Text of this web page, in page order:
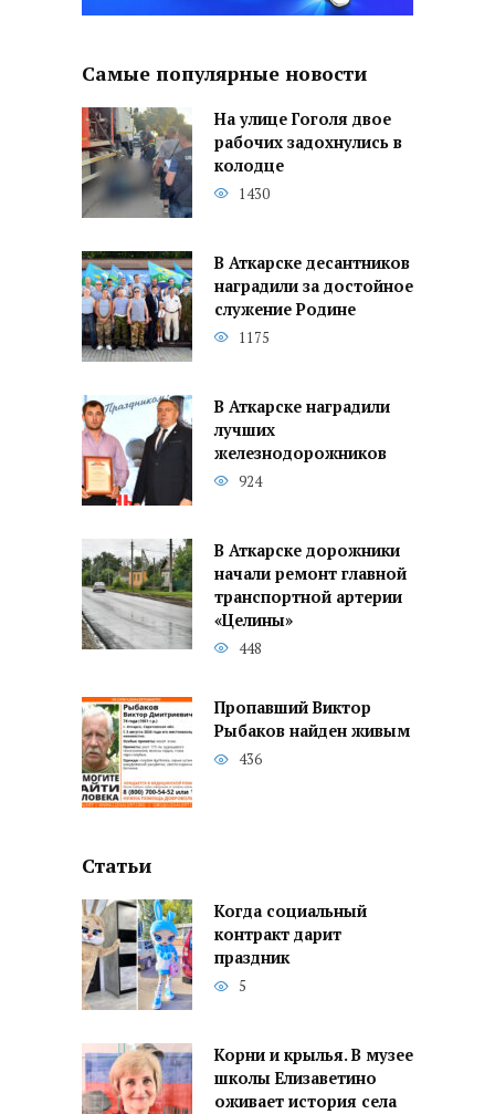
Самые популярные новости
На улице Гоголя двое
рабочих задохнулись в
колодце
1430
В Аткарске десантников
наградили за достойное
служение Родине
1175
В Аткарске наградили
лучших
железнодорожников
924
В Аткарске дорожники
начали ремонт главной
транспортной артерии
«Целины»
448
Пропавший Виктор
Рыбаков найден живым
436
Статьи
Когда социальный
контракт дарит
праздник
5
Корни и крылья. В музее
школы Елизаветино
оживает история села